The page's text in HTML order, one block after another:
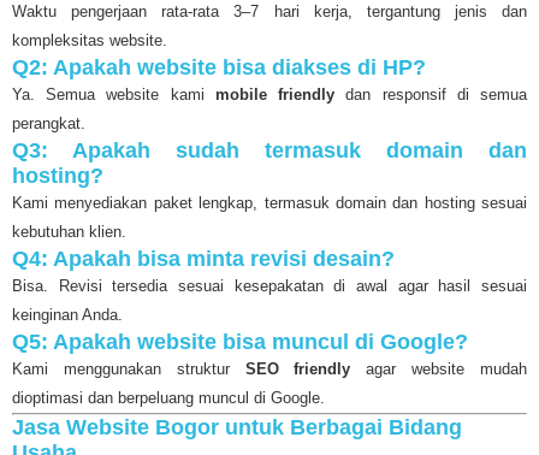
Waktu pengerjaan rata-rata 3–7 hari kerja, tergantung jenis dan
kompleksitas website.
Q2: Apakah website bisa diakses di HP?
Ya. Semua website kami mobile friendly dan responsif di semua
perangkat.
Q3: Apakah sudah termasuk domain dan
hosting?
Kami menyediakan paket lengkap, termasuk domain dan hosting sesuai
kebutuhan klien.
Q4: Apakah bisa minta revisi desain?
Bisa. Revisi tersedia sesuai kesepakatan di awal agar hasil sesuai
keinginan Anda.
Q5: Apakah website bisa muncul di Google?
Kami menggunakan struktur SEO friendly agar website mudah
dioptimasi dan berpeluang muncul di Google.
Jasa Website Bogor untuk Berbagai Bidang